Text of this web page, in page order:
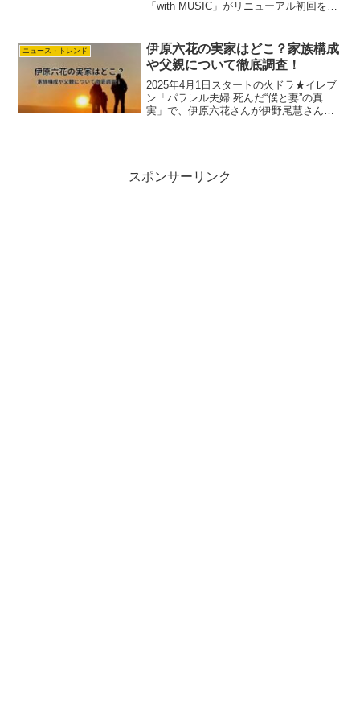
「with MUSIC」がリニューアル初回を迎
す。「一体何が変わるの？」「初回のタ
イムテーブル...
ニュース・トレンド
伊原六花の実家はどこ？家族構成
や父親について徹底調査！
2025年4月1日スタートの火ドラ★イレブ
ン「パラレル夫婦 死んだ“僕と妻”の真
実」で、伊原六花さんが伊野尾慧さんと
スポンサーリンク